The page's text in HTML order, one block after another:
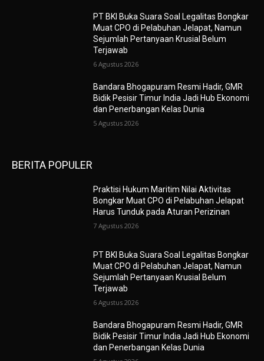
PT BKI Buka Suara Soal Legalitas Bongkar
Muat CPO di Pelabuhan Jelapat, Namun
Sejumlah Pertanyaan Krusial Belum
Terjawab
6 Agustus 2026
Bandara Bhogapuram Resmi Hadir, GMR
Bidik Pesisir Timur India Jadi Hub Ekonomi
dan Penerbangan Kelas Dunia
5 Agustus 2026
BERITA POPULER
Praktisi Hukum Maritim Nilai Aktivitas
Bongkar Muat CPO di Pelabuhan Jelapat
Harus Tunduk pada Aturan Perizinan
7 Agustus 2026
PT BKI Buka Suara Soal Legalitas Bongkar
Muat CPO di Pelabuhan Jelapat, Namun
Sejumlah Pertanyaan Krusial Belum
Terjawab
6 Agustus 2026
Bandara Bhogapuram Resmi Hadir, GMR
Bidik Pesisir Timur India Jadi Hub Ekonomi
dan Penerbangan Kelas Dunia